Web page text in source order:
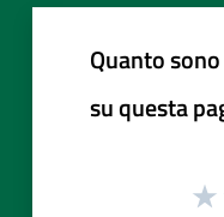
Quanto
su questa